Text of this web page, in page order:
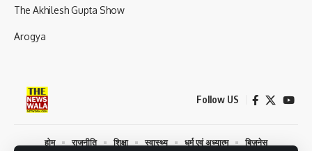
The Akhilesh Gupta Show
Arogya
Follow US
होम राजनीति शिक्षा स्वास्थ्य धर्म एवं अध्यात्म बिज़नेस